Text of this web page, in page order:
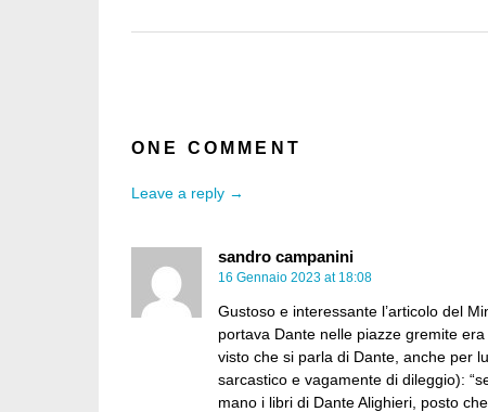
ONE COMMENT
Leave a reply →
sandro campanini
16 Gennaio 2023 at 18:08
Gustoso e interessante l’articolo del
portava Dante nelle piazze gremite
visto che si parla di Dante, anche per
sarcastico e vagamente di dileggio):
mano i libri di Dante Alighieri, posto